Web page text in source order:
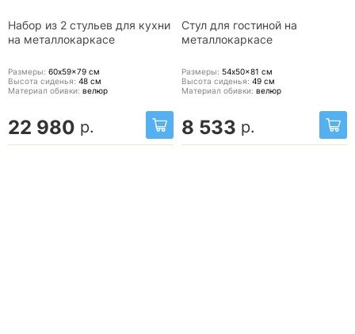
Набор из 2 стульев для кухни
на металлокаркасе
Размеры: 60x59x79 см
Высота сиденья: 48 см
Материал обивки: велюр
22 980 р.
Стул для гостиной на
металлокаркасе
Размеры: 54x50x81 см
Высота сиденья: 49 см
Материал обивки: велюр
8 533 р.